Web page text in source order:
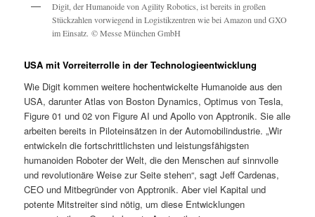
Digit, der Humanoide von Agility Robotics, ist bereits in großen
Stückzahlen vorwiegend in Logistikzentren wie bei Amazon und GXO
im Einsatz. © Messe München GmbH
USA mit Vorreiterrolle in der Technologieentwicklung
Wie Digit kommen weitere hochentwickelte Humanoide aus den
USA, darunter Atlas von Boston Dynamics, Optimus von Tesla,
Figure 01 und 02 von Figure AI und Apollo von Apptronik. Sie alle
arbeiten bereits in Piloteinsätzen in der Automobilindustrie. „Wir
entwickeln die fortschrittlichsten und leistungsfähigsten
humanoiden Roboter der Welt, die den Menschen auf sinnvolle
und revolutionäre Weise zur Seite stehen“, sagt Jeff Cardenas,
CEO und Mitbegründer von Apptronik. Aber viel Kapital und
potente Mitstreiter sind nötig, um diese Entwicklungen